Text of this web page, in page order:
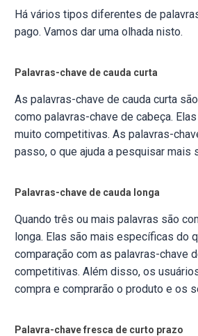
Há vários tipos diferentes de
pago. Vamos dar uma olhada nisto.
Palavras-chave de cauda curta
As palavras-chave de cauda curta
como palavras-chave de cabeça.
muito competitivas. As palavras-
passo, o que ajuda a pesquisar mais
Palavras-chave de cauda longa
Quando três ou mais palavras são
longa. Elas são mais específicas do
comparação com as palavras-chave
competitivas. Além disso, os
compra e comprarão o produto e os
Palavra-chave fresca de curto prazo